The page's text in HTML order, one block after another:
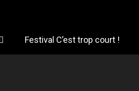
Festival C’est trop court !